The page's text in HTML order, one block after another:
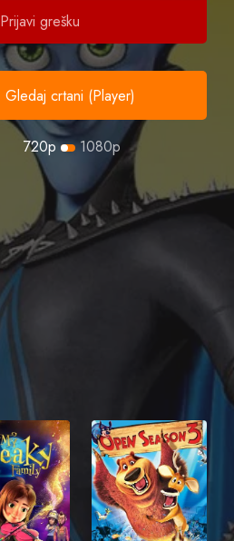
Prijavi grešku
Gledaj crtani (Player)
720p 1080p